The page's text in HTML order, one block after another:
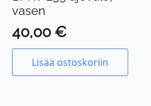
vasen
40,00 €
Lisää ostoskoriin